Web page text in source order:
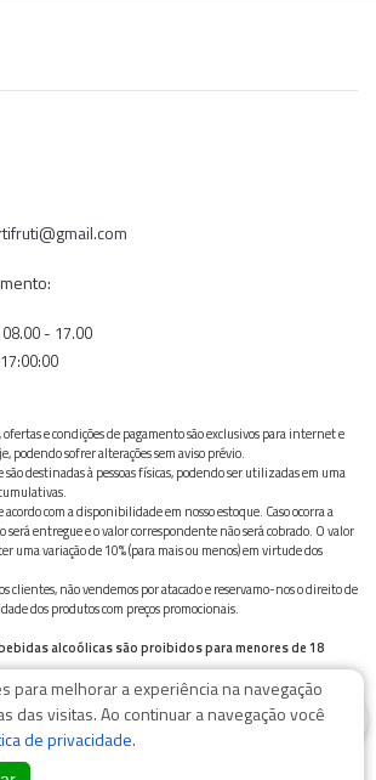
- 17.00
e condições de pagamento são exclusivos para internet e
podendo sofrer alterações sem aviso prévio.
são destinadas à pessoas físicas, podendo ser utilizadas em uma
com a disponibilidade em nosso estoque. Caso ocorra a
entregue e o valor correspondente não será cobrado. O valor
uma variação de 10% (para mais ou menos) em virtude dos
clientes, não vendemos por atacado e reservamo-nos o direito de
dos produtos com preços promocionais.
alcoólicas são proibidos para menores de 18
dependência química e, em excesso, provoca graves males à saúde.
para melhorar a experiência na navegação
das visitas. Ao continuar a navegação você
de privacidade.